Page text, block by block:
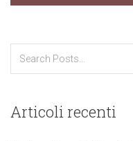
Articoli recenti